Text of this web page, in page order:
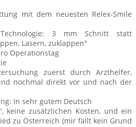
mit dem neuesten Relex-Smile
3 mm Schnitt statt
Lasern, zuklappen"
Operationstag
zuerst durch Arzthelfer,
nochmal direkt vor und nach der
In sehr gutem Deutsch
keine zusätzlichen Kosten, und ein
zu Österreich (mir fällt kein Grund